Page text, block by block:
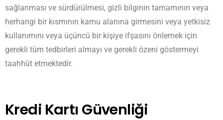
sağlanması ve sürdürülmesi, gizli bilginin tamamının veya
herhangi bir kısmının kamu alanına girmesini veya yetkisiz
kullanımını veya üçüncü bir kişiye ifşasını önlemek için
gerekli tüm tedbirleri almayı ve gerekli özeni göstermeyi
taahhüt etmektedir.
Kredi Kartı Güvenliği